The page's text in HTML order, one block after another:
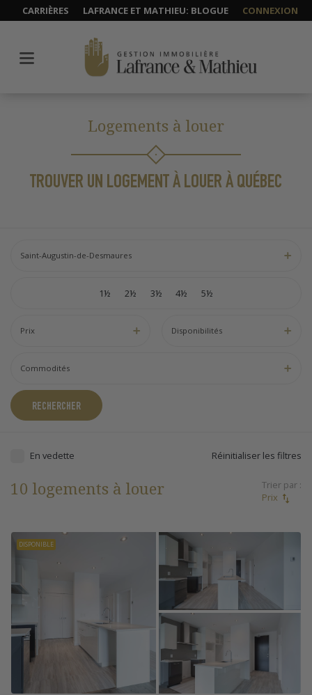
CARRIÈRES LAFRANCE ET MATHIEU: BLOGUE CONNEXION
Logements à louer
TROUVER UN LOGEMENT À LOUER À QUÉBEC
Saint-Augustin-de-Desmaures
1½ 2½ 3½ 4½ 5½
Prix Disponibilités
Commodités
RECHERCHER
10 logements à louer
Trier par :
Prix
En vedette Réinitialiser les filtres
DISPONIBLE